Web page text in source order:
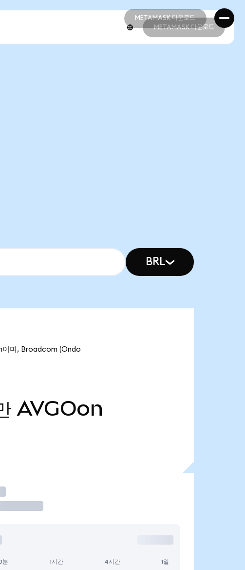
METAMASK 다운로드
METAMASK 다운로드
METAMASK 다운로드
BRL
이며, Broadcom (Ondo
AVGOon
분 1시간 4시간 1일